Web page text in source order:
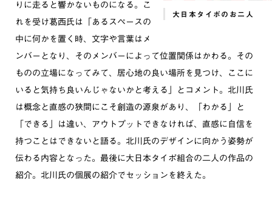
大日本タイポのお二人
りに走ると響かないものになる。こ
れを受け葛西氏は「あるスペースの
中に何かを置く時、文字や言葉はメ
ンバーとなり、そのメンバーによって位置関係はかわる。その
ものの立場になってみて、居心地の良い場所を見つけ、ここに
いると気持ち良いんじゃないかと考える」とコメント。北川氏
は概念と直感の狭間にこそ創造の源泉があり、「わかる」と
「できる」は違い、アウトプットできなければ、直感に自信を
持つことはできないと語る。北川氏のデザインに向かう姿勢が
伝わる内容となった。最後に大日本タイポ組合の二人の作品の
紹介。北川氏の個展の紹介でセッションを終えた。